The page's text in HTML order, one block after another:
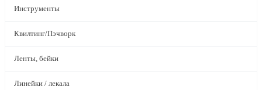
Инструменты
Квилтинг/Пэчворк
Ленты, бейки
Линейки / лекала